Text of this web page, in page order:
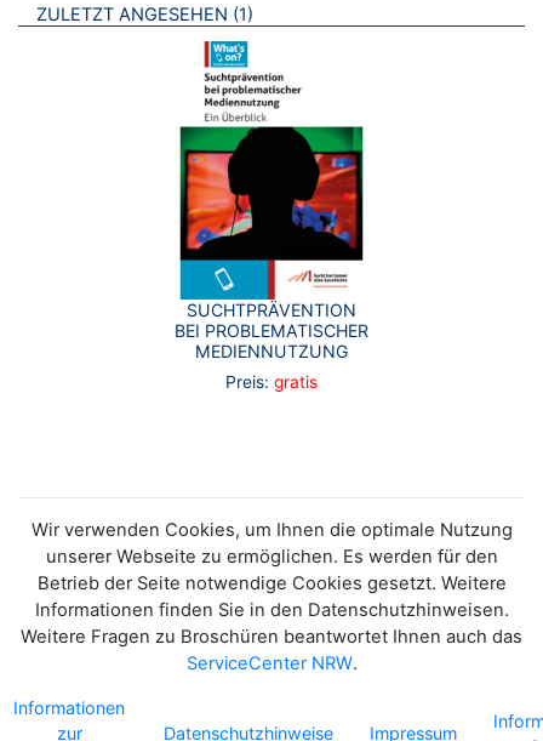
ZULETZT ANGESEHEN 1 BROSCHÜREN
SUCHTPRÄVENTION
BEI PROBLEMATISCHER
MEDIENNUTZUNG
Preis: gratis
Wir verwenden Cookies, um Ihnen die optimale Nutzung
unserer Webseite zu ermöglichen. Es werden für den
Betrieb der Seite notwendige Cookies gesetzt. Weitere
Informationen finden Sie in den Datenschutzhinweisen.
Weitere Fragen zu Broschüren beantwortet Ihnen auch das
ServiceCenter NRW.
Informationen
zur
Datenschutzhinweise Impressum